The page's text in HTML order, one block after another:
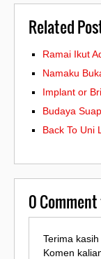
Related
Ramai Ikut
Namaku
Implant or
Budaya
Back To Uni
0
Terima
Komen